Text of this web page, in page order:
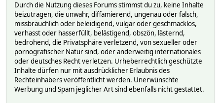
Durch die Nutzung dieses Forums stimmst du zu, keine Inhalte
beizutragen, die unwahr, diffamierend, ungenau oder falsch,
missbräuchlich oder beleidigend, vulgär oder geschmacklos,
verhasst oder hasserfüllt, belästigend, obszön, lästernd,
bedrohend, die Privatsphäre verletzend, von sexueller oder
pornografischer Natur sind, oder anderweitig internationales
oder deutsches Recht verletzen. Urheberrechtlich geschützte
Inhalte dürfen nur mit ausdrücklicher Erlaubnis des
Rechteinhabers veröffentlicht werden. Unerwünschte
Werbung und Spam jeglicher Art sind ebenfalls nicht gestattet.